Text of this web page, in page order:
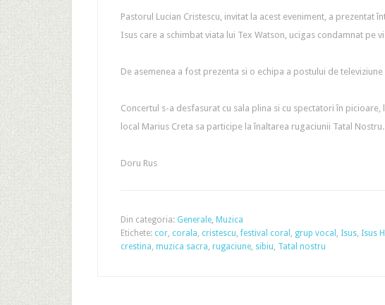
Pastorul Lucian Cristescu, invitat la acest eveniment, a prezentat
Isus care a schimbat viata lui Tex Watson, ucigas condamnat pe
De asemenea a fost prezenta si o echipa a postului de televiziune
Concertul s-a desfasurat cu sala plina si cu spectatori în
local Marius Creta sa participe la înaltarea rugaciunii Tatal Nostru.
Doru Rus
Din categoria: Generale, Muzica
Etichete: cor, corala, cristescu,festival coral , grup vocal , Isus, Isus
crestina, muzica sacra, rugaciune, sibiu, Tatal nostru